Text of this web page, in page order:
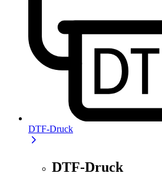
DTF-Druck
DTF-Druck